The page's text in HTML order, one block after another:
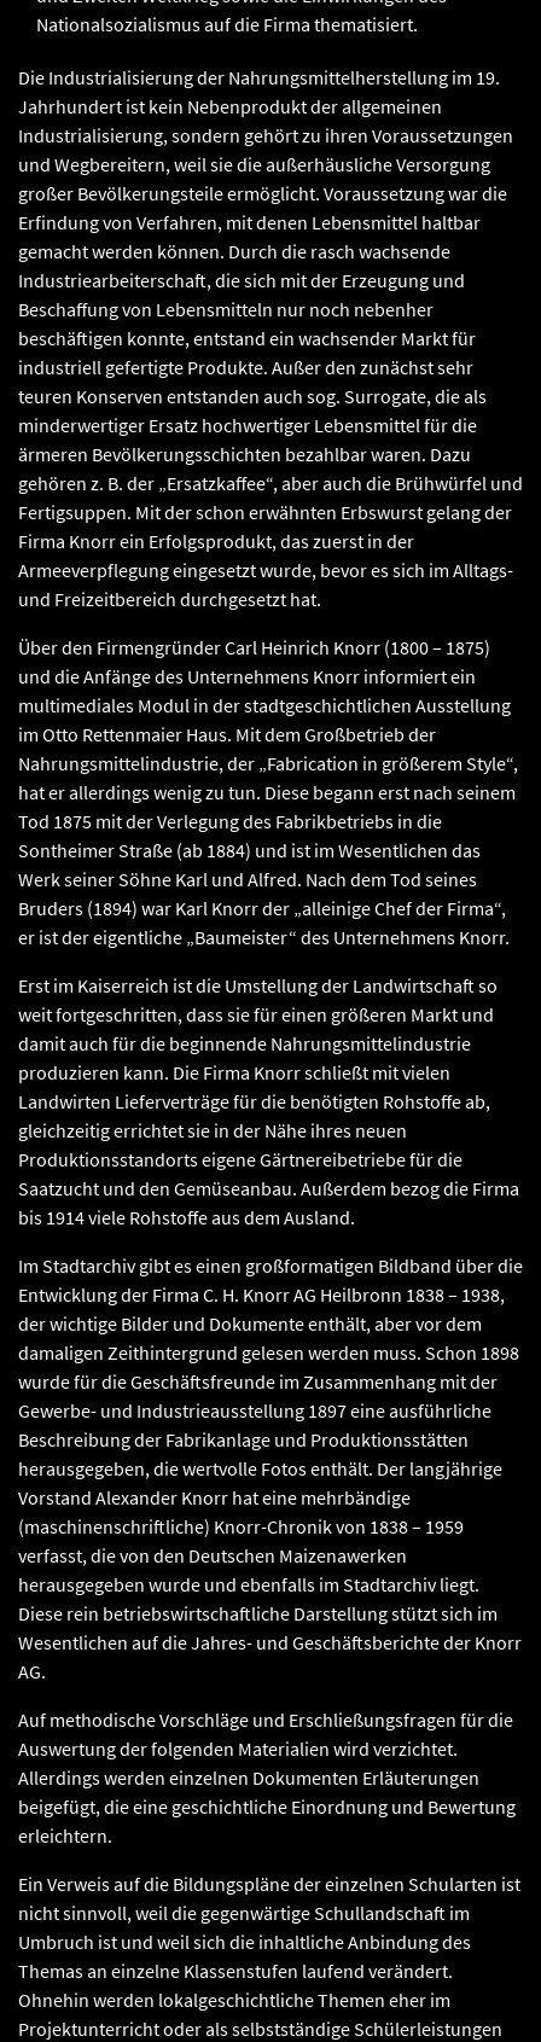
Nationalsozialismus auf die Firma thematisiert.
Die Industrialisierung der Nahrungsmittelherstellung im 19.
Jahrhundert ist kein Nebenprodukt der allgemeinen
Industrialisierung, sondern gehört zu ihren Voraussetzungen
und Wegbereitern, weil sie die außerhäusliche Versorgung
großer Bevölkerungsteile ermöglicht. Voraussetzung war die
Erfindung von Verfahren, mit denen Lebensmittel haltbar
gemacht werden können. Durch die rasch wachsende
Industriearbeiterschaft, die sich mit der Erzeugung und
Beschaffung von Lebensmitteln nur noch nebenher
beschäftigen konnte, entstand ein wachsender Markt für
industriell gefertigte Produkte. Außer den zunächst sehr
teuren Konserven entstanden auch sog. Surrogate, die als
minderwertiger Ersatz hochwertiger Lebensmittel für die
ärmeren Bevölkerungsschichten bezahlbar waren. Dazu
gehören z. B. der „Ersatzkaffee“, aber auch die Brühwürfel und
Fertigsuppen. Mit der schon erwähnten Erbswurst gelang der
Firma Knorr ein Erfolgsprodukt, das zuerst in der
Armeeverpflegung eingesetzt wurde, bevor es sich im Alltags-
und Freizeitbereich durchgesetzt hat.
Über den Firmengründer Carl Heinrich Knorr (1800 – 1875)
und die Anfänge des Unternehmens Knorr informiert ein
multimediales Modul in der stadtgeschichtlichen Ausstellung
im Otto Rettenmaier Haus. Mit dem Großbetrieb der
Nahrungsmittelindustrie, der „Fabrication in größerem Style“,
hat er allerdings wenig zu tun. Diese begann erst nach seinem
Tod 1875 mit der Verlegung des Fabrikbetriebs in die
Sontheimer Straße (ab 1884) und ist im Wesentlichen das
Werk seiner Söhne Karl und Alfred. Nach dem Tod seines
Bruders (1894) war Karl Knorr der „alleinige Chef der Firma“,
er ist der eigentliche „Baumeister“ des Unternehmens Knorr.
Erst im Kaiserreich ist die Umstellung der Landwirtschaft so
weit fortgeschritten, dass sie für einen größeren Markt und
damit auch für die beginnende Nahrungsmittelindustrie
produzieren kann. Die Firma Knorr schließt mit vielen
Landwirten Lieferverträge für die benötigten Rohstoffe ab,
gleichzeitig errichtet sie in der Nähe ihres neuen
Produktionsstandorts eigene Gärtnereibetriebe für die
Saatzucht und den Gemüseanbau. Außerdem bezog die Firma
bis 1914 viele Rohstoffe aus dem Ausland.
Im Stadtarchiv gibt es einen großformatigen Bildband über die
Entwicklung der Firma C. H. Knorr AG Heilbronn 1838 – 1938,
der wichtige Bilder und Dokumente enthält, aber vor dem
damaligen Zeithintergrund gelesen werden muss. Schon 1898
wurde für die Geschäftsfreunde im Zusammenhang mit der
Gewerbe- und Industrieausstellung 1897 eine ausführliche
Beschreibung der Fabrikanlage und Produktionsstätten
herausgegeben, die wertvolle Fotos enthält. Der langjährige
Vorstand Alexander Knorr hat eine mehrbändige
(maschinenschriftliche) Knorr-Chronik von 1838 – 1959
verfasst, die von den Deutschen Maizenawerken
herausgegeben wurde und ebenfalls im Stadtarchiv liegt.
Diese rein betriebswirtschaftliche Darstellung stützt sich im
Wesentlichen auf die Jahres- und Geschäftsberichte der Knorr
AG.
Auf methodische Vorschläge und Erschließungsfragen für die
Auswertung der folgenden Materialien wird verzichtet.
Allerdings werden einzelnen Dokumenten Erläuterungen
beigefügt, die eine geschichtliche Einordnung und Bewertung
erleichtern.
Ein Verweis auf die Bildungspläne der einzelnen Schularten ist
nicht sinnvoll, weil die gegenwärtige Schullandschaft im
Umbruch ist und weil sich die inhaltliche Anbindung des
Themas an einzelne Klassenstufen laufend verändert.
Ohnehin werden lokalgeschichtliche Themen eher im
Projektunterricht oder als selbstständige Schülerleistungen